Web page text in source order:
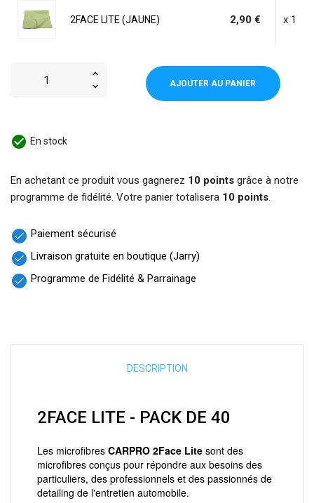
2FACE LITE (JAUNE) 2,90 € x 1
AJOUTER AU PANIER
check_circle En stock
En achetant ce produit vous gagnerez 10 points grâce à notre
programme de fidélité. Votre panier totalisera 10 points.
check_circle Paiement sécurisé
check_circle Livraison gratuite en boutique (Jarry)
check_circle Programme de Fidélité & Parrainage
DESCRIPTION
2FACE LITE - PACK DE 40
Les microfibres CARPRO 2Face Lite sont des
microfibres conçus pour répondre aux besoins des
particuliers, des professionnels et des passionnés de
detailing de l'entretien automobile.